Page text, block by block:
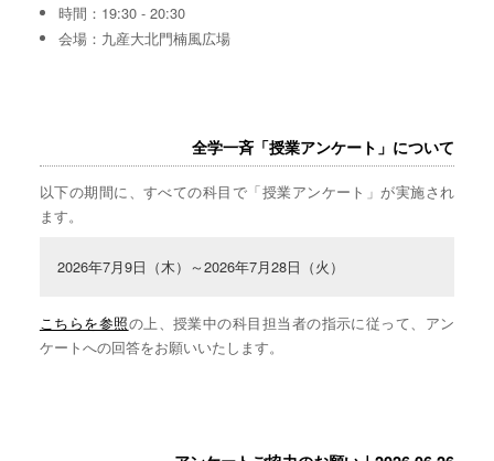
時間：19:30 - 20:30
会場：九産大北門楠風広場
全学一斉「授業アンケート」について
以下の期間に、すべての科目で「授業アンケート」が実施され
ます。
2026年7月9日（木）～2026年7月28日（火）
こちらを参照の上、授業中の科目担当者の指示に従って、アン
ケートへの回答をお願いいたします。